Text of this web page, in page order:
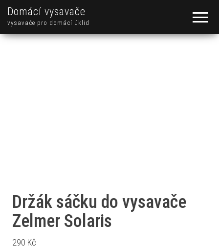
Domácí vysavače
vysavače pro domácí úklid
Držák sáčku do vysavače
Zelmer Solaris
290 Kč